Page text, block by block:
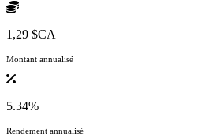
1,29 $CA
Montant annualisé
5.34%
Rendement annualisé